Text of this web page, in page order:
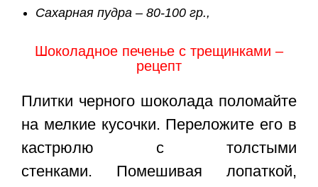
Сахарная пудра – 80-100 гр.,
Шоколадное печенье с трещинками –
рецепт
Плитки черного шоколада поломайте
на мелкие кусочки. Переложите его в
кастрюлю с толстыми
стенками. Помешивая лопаткой,